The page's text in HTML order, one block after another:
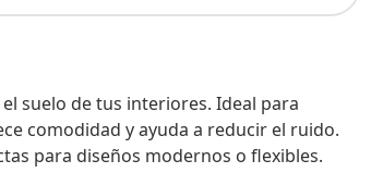
suelo de tus interiores. Ideal para
comodidad y ayuda a reducir el ruido.
para diseños modernos o flexibles.